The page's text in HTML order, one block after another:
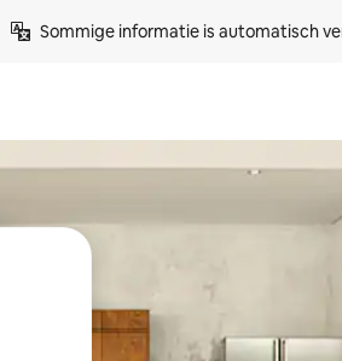
Sommige informatie is automatisch